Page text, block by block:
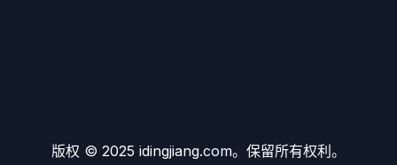
版权 © 2025 idingjiang.com。保留所有权利。